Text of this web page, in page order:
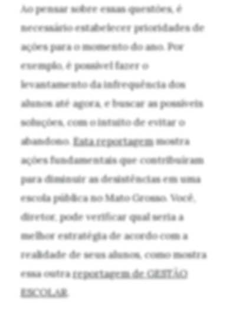
Ao pensar sobre essas questões, é
necessário estabelecer prioridades de
ações para o momento do ano. Por
exemplo, é possível fazer o
levantamento da infrequência dos
alunos até agora, e buscar as possíveis
soluções, com o intuito de evitar o
abandono. Esta reportagemmostra
ações fundamentais que contribuíram
para diminuir as desistências em uma
escola pública no Mato Grosso. Você,
diretor, pode verificar qual seria a
melhor estratégia de acordo com a
realidade de seus alunos, como mostra
essa outrareportagem de GESTÃO
ESCOLAR.